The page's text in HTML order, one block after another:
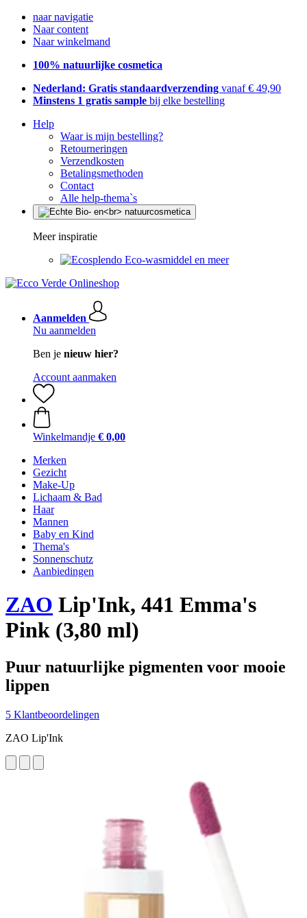
naar navigatie
Naar content
Naar winkelmand
100% natuurlijke cosmetica
Nederland: Gratis standaardverzending vanaf € 49,90
Minstens 1 gratis sample bij elke bestelling
Help
Waar is mijn bestelling?
Retourneringen
Verzendkosten
Betalingsmethoden
Contact
Alle help-thema`s
Meer inspiratie
Eco-wasmiddel en meer
Aanmelden
Nu aanmelden
Ben je nieuw hier?
Account aanmaken
Winkelmandje € 0,00
Merken
Gezicht
Make-Up
Lichaam & Bad
Haar
Mannen
Baby en Kind
Thema's
Sonnenschutz
Aanbiedingen
ZAO Lip'Ink, 441 Emma's
Pink (3,80 ml)
Puur natuurlijke pigmenten voor mooie
lippen
5 Klantbeoordelingen
ZAO Lip'Ink